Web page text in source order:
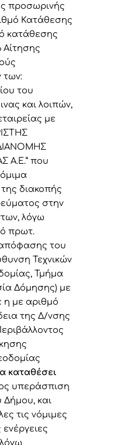
προσωρινής
Κατάθεσης
κατάθεσης
Αίτησης
των:
του
και λοιπών,
με
Α.Ε.” που
διακοπής
στην
λόγω
πρωτ.
απόφασης του
Τεχνικών
Τμήμα
Δόμησης) με
η με αριθμό
της Δ/νσης
καταθέσει
υπεράσπιση
και
τις νόμιμες
ενέργειες